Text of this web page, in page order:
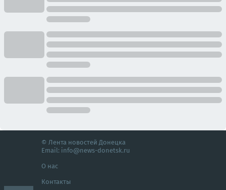
© Лента новостей Донецка
Email: info@news-donetsk.ru
О нас
Контакты